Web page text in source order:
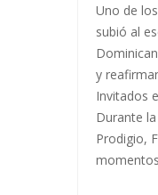
Uno de
subió al
y
Invitados
Durante
Prodigio,